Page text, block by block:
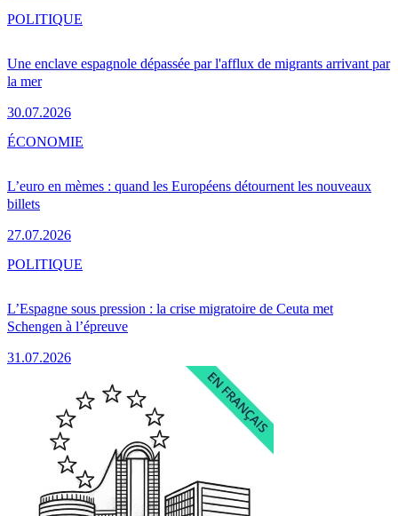
Une enclave espagnole dépassée par l'afflux de migrants arrivant par
la mer
30.07.2026
POLITIQUE
L’euro en mèmes : quand les Européens détournent les nouveaux
billets
27.07.2026
ÉCONOMIE
L’Espagne sous pression : la crise migratoire de Ceuta met
Schengen à l’épreuve
31.07.2026
POLITIQUE